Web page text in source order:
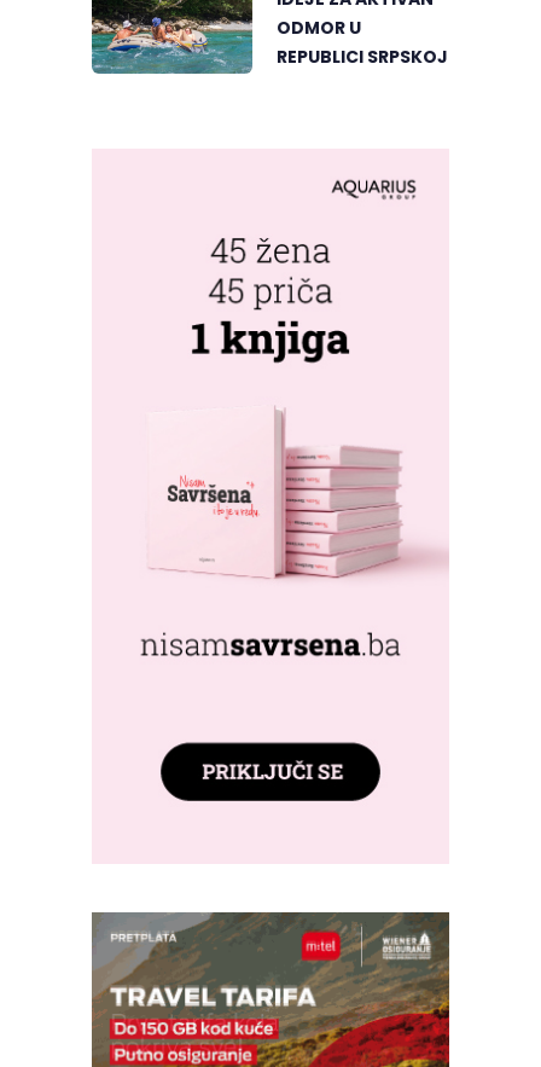
ODMOR U
REPUBLICI SRPSKOJ